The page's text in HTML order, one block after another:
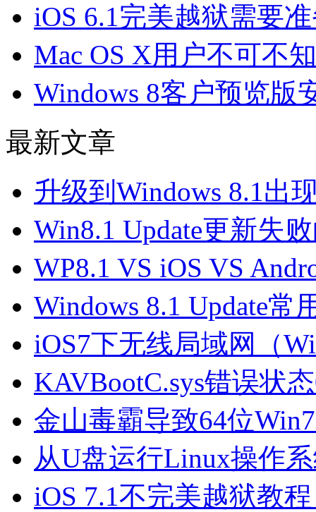
iOS 6.1完美越狱需要
Mac OS X用户不可不
Windows 8客户预览版
最新文章
升级到Windows 8.1出
Win8.1 Update更新失
WP8.1 VS iOS VS
Windows 8.1 Update常
iOS7下无线局域网（
KAVBootC.sys错误状
金山毒霸导致64位
从U盘运行Linux操作
iOS 7.1不完美越狱教